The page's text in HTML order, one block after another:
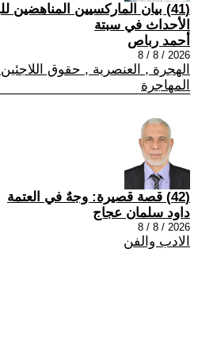
(41) بيان الماركسيين المناهضين
الأحداث في سبتة
أحمد رباص
2026 / 8 / 8
الهجرة , العنصرية , حقوق
المهاجرة
(42) قصة قصيرة: وجهٌ في العتمة
داود سلمان عجاج
2026 / 8 / 8
الادب والفن